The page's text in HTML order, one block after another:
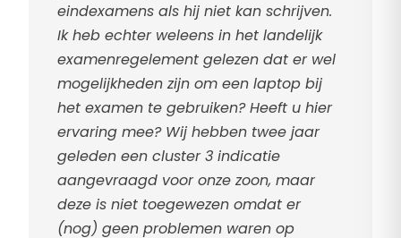
eindexamens als hij niet kan schrijven.
Ik heb echter weleens in het landelijk
examenregelement gelezen dat er wel
mogelijkheden zijn om een laptop bij
het examen te gebruiken? Heeft u hier
ervaring mee? Wij hebben twee jaar
geleden een cluster 3 indicatie
aangevraagd voor onze zoon, maar
deze is niet toegewezen omdat er
(nog) geen problemen waren op